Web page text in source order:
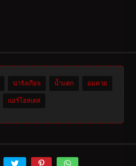
น่ารังเกียจ น้ำแตก อมควย
แอร์โฮสเตส